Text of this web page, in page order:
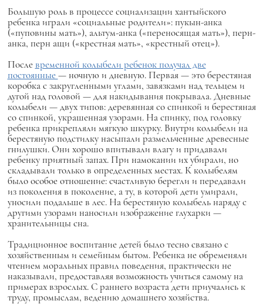
Большую роль в процессе социализации хантыйского
ребенка играли «социальные родители»: пукын-анка
(«пуповины мать»), альтум-анка («переносящая мать»), перн-
анка, перн ащи («крестная мать», «крестный отец»).
После временной колыбели ребенок получал две
постоянные— ночную и дневную. Первая — это берестяная
коробка с закругленными углами, завязками над тельцем и
дугой над головой — для накидывания покрывала. Дневные
колыбели — двух типов: деревянная со спинкой и берестяная
со спинкой, украшенная узорами. На спинку, под головку
ребенка прикрепляли мягкую шкурку. Внутри колыбели на
берестяную подстилку насыпали размельченные древесные
гнилушки. Они хорошо впитывали влагу и придавали
ребенку приятный запах. При намокании их убирали, но
складывали только в определенных местах. К колыбелям
было особое отношение: счастливую берегли и передавали
из поколения в поколение, а ту, в которой дети умирали,
уносили подальше в лес. На берестяную колыбель наряду с
другими узорами наносили изображение глухарки —
хранительницы сна.
Традиционное воспитание детей было тесно связано с
хозяйственным и семейным бытом. Ребенка не обременяли
чтением моральных правил поведения, практически не
наказывали, предоставляя возможность учиться самому на
примерах взрослых. С раннего возраста дети приучались к
труду, промыслам, ведению домашнего хозяйства.